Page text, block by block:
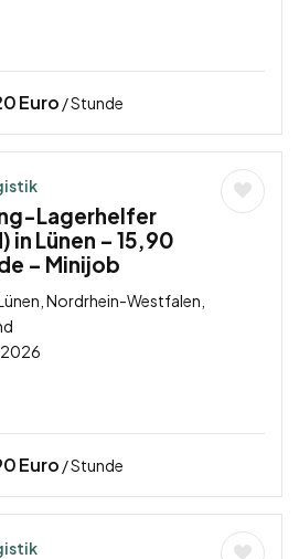
Euro / Stunde
Lagerhelfer
Lünen – 15,90
– Minijob
Nordrhein-Westfalen,
Euro / Stunde